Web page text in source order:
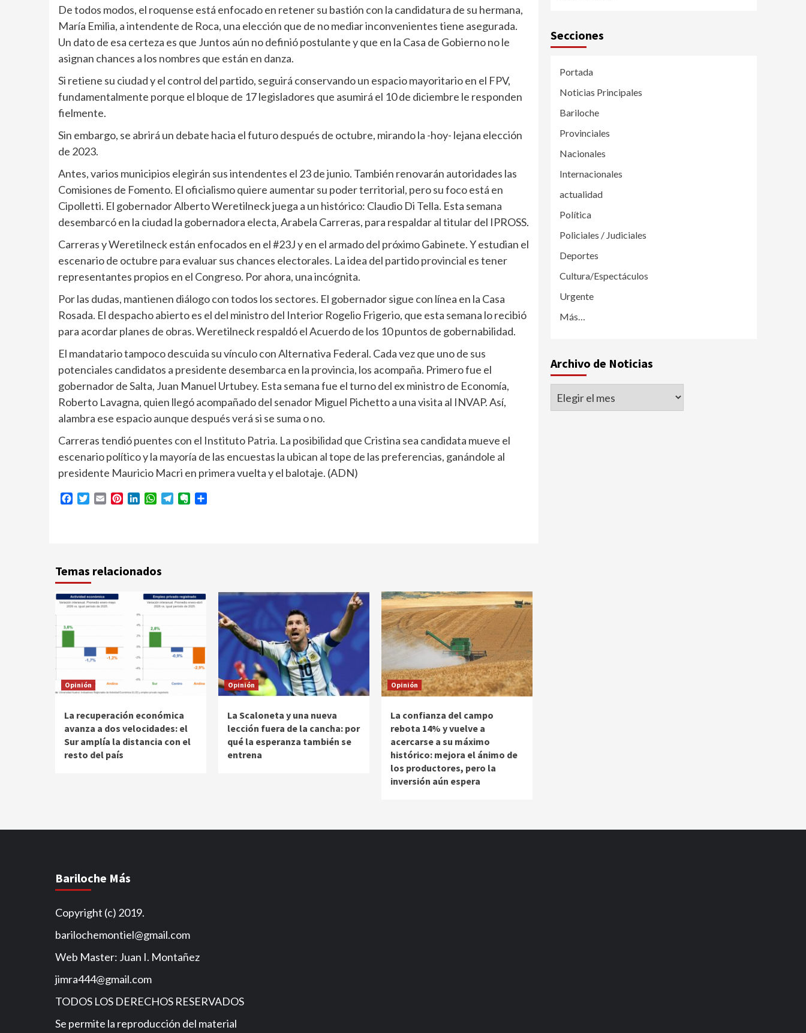
De todos modos, el roquense está enfocado en retener su bastión con la candidatura de su hermana,
María Emilia, a intendente de Roca, una elección que de no mediar inconvenientes tiene asegurada.
Un dato de esa certeza es que Juntos aún no definió postulante y que en la Casa de Gobierno no le
asignan chances a los nombres que están en danza.
Si retiene su ciudad y el control del partido, seguirá conservando un espacio mayoritario en el FPV,
fundamentalmente porque el bloque de 17 legisladores que asumirá el 10 de diciembre le responden
fielmente.
Sin embargo, se abrirá un debate hacia el futuro después de octubre, mirando la -hoy- lejana elección
de 2023.
Antes, varios municipios elegirán sus intendentes el 23 de junio. También renovarán autoridades las
Comisiones de Fomento. El oficialismo quiere aumentar su poder territorial, pero su foco está en
Cipolletti. El gobernador Alberto Weretilneck juega a un histórico: Claudio Di Tella. Esta semana
desembarcó en la ciudad la gobernadora electa, Arabela Carreras, para respaldar al titular del IPROSS.
Carreras y Weretilneck están enfocados en el #23J y en el armado del próximo Gabinete. Y estudian el
escenario de octubre para evaluar sus chances electorales. La idea del partido provincial es tener
representantes propios en el Congreso. Por ahora, una incógnita.
Por las dudas, mantienen diálogo con todos los sectores. El gobernador sigue con línea en la Casa
Rosada. El despacho abierto es el del ministro del Interior Rogelio Frigerio, que esta semana lo recibió
para acordar planes de obras. Weretilneck respaldó el Acuerdo de los 10 puntos de gobernabilidad.
El mandatario tampoco descuida su vínculo con Alternativa Federal. Cada vez que uno de sus
potenciales candidatos a presidente desembarca en la provincia, los acompaña. Primero fue el
gobernador de Salta, Juan Manuel Urtubey. Esta semana fue el turno del ex ministro de Economía,
Roberto Lavagna, quien llegó acompañado del senador Miguel Pichetto a una visita al INVAP. Así,
alambra ese espacio aunque después verá si se suma o no.
Carreras tendió puentes con el Instituto Patria. La posibilidad que Cristina sea candidata mueve el
escenario político y la mayoría de las encuestas la ubican al tope de las preferencias, ganándole al
presidente Mauricio Macri en primera vuelta y el balotaje. (ADN)
Facebook
Twitter
Email PinterestLinkedInWhatsApp
TelegramEvernote
Temas relacionados
Opinión
La recuperación económica
avanza a dos velocidades: el
Sur amplía la distancia con el
resto del país
Opinión
La Scaloneta y una nueva
lección fuera de la cancha: por
qué la esperanza también se
entrena
Opinión
La confianza del campo
rebota 14% y vuelve a
acercarse a su máximo
histórico: mejora el ánimo de
los productores, pero la
inversión aún espera
Secciones
Portada
Noticias Principales
Bariloche
Provinciales
Nacionales
Internacionales
actualidad
Política
Policiales / Judiciales
Deportes
Cultura/Espectáculos
Urgente
Más…
Archivo de Noticias
Archivo
Bariloche Más
Copyright (c) 2019.
barilochemontiel@gmail.com
Web Master: Juan I. Montañez
jimra444@gmail.com
TODOS LOS DERECHOS RESERVADOS
Se permite la reproducción del material